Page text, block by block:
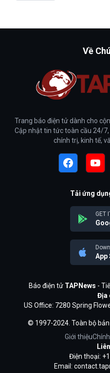
Về
Trang báo điện tử dành cho
Cập nhật tin tức toàn cầu 24/
chính trị, kinh tế,
Tải ứng
GET
App
Báo điện tử TAPNews -
Địa
US Office: 7280 Spring
© 1997-2024. Toàn bộ
Giới thiệu
Điện thoại:
Email: